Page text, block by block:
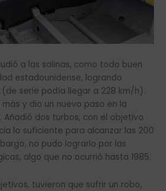
a las salinas, como todo buen
estadounidense, logrando
serie podía llegar a 228 km/h).
y dio un nuevo paso en la
Añadió dos turbos, con el objetivo
lo suficiente para alcanzar las 200
no pudo lograrlo por las
algo que no ocurrió hasta 1985.
tuvieron que sufrir un robo,